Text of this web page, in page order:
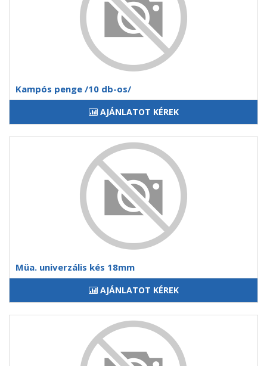
Kampós penge /10 db-os/
AJÁNLATOT KÉREK
Müa. univerzális kés 18mm
AJÁNLATOT KÉREK